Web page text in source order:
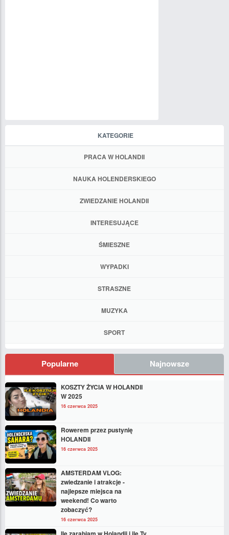
KATEGORIE
PRACA W HOLANDII
NAUKA HOLENDERSKIEGO
ZWIEDZANIE HOLANDII
INTERESUJĄCE
ŚMIESZNE
WYPADKI
STRASZNE
MUZYKA
SPORT
Popularne Najnowsze
KOSZTY ŻYCIA W HOLANDII
W 2025
16 czerwca 2025
Rowerem przez pustynię
HOLANDII
16 czerwca 2025
AMSTERDAM VLOG:
zwiedzanie i atrakcje -
najlepsze miejsca na
weekend! Co warto
zobaczyć?
16 czerwca 2025